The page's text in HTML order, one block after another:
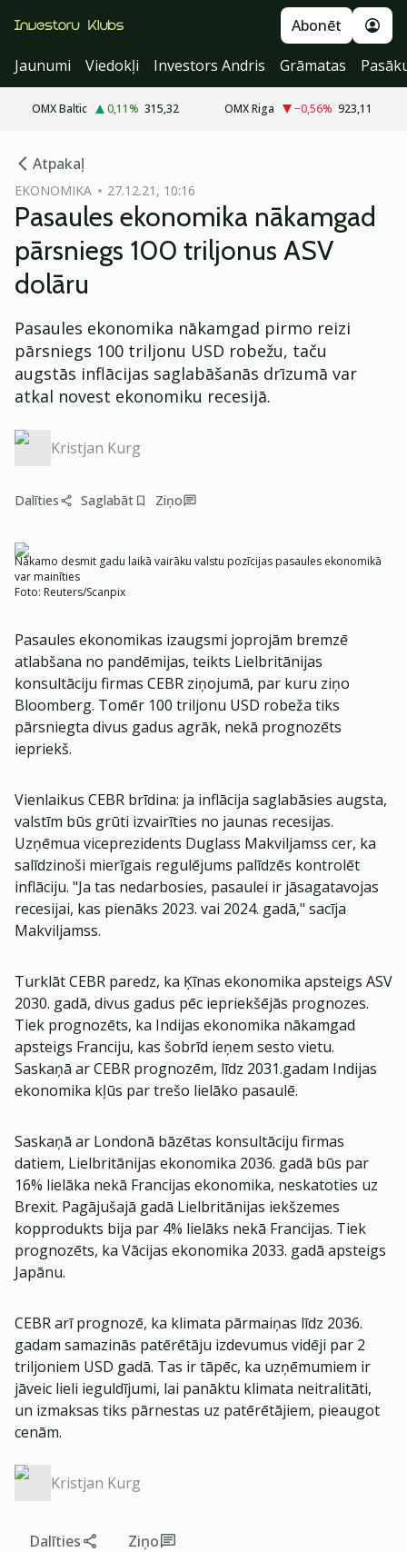
Abonēt
Jaunumi
Viedokļi Investors Andris Grāmatas
OMX Baltic 0,11% 315,32 OMX Riga −0,56% 923,11
Atpakaļ
EKONOMIKA 27.12.21, 10:16
Pasaules ekonomika nākamgad
pārsniegs 100 triljonus ASV
dolāru
Pasaules ekonomika nākamgad pirmo reizi
pārsniegs 100 triljonu USD robežu, taču
augstās inflācijas saglabāšanās drīzumā var
atkal novest ekonomiku recesijā.
Kristjan Kurg
Dalīties Saglabāt Ziņo
Nākamo desmit gadu laikā vairāku valstu pozīcijas pasaules ekonomikā
var mainīties
Foto: Reuters/Scanpix
Pasaules ekonomikas izaugsmi joprojām bremzē
atlabšana no pandēmijas, teikts Lielbritānijas
konsultāciju firmas CEBR ziņojumā, par kuru ziņo
Bloomberg. Tomēr 100 triljonu USD robeža tiks
pārsniegta divus gadus agrāk, nekā prognozēts
iepriekš.
Vienlaikus CEBR brīdina: ja inflācija saglabāsies augsta,
valstīm būs grūti izvairīties no jaunas recesijas.
Uzņēmua viceprezidents Duglass Makviljamss cer, ka
salīdzinoši mierīgais regulējums palīdzēs kontrolēt
inflāciju. "Ja tas nedarbosies, pasaulei ir jāsagatavojas
recesijai, kas pienāks 2023. vai 2024. gadā," sacīja
Makviljamss.
Turklāt CEBR paredz, ka Ķīnas ekonomika apsteigs ASV
2030. gadā, divus gadus pēc iepriekšējās prognozes.
Tiek prognozēts, ka Indijas ekonomika nākamgad
apsteigs Franciju, kas šobrīd ieņem sesto vietu.
Saskaņā ar CEBR prognozēm, līdz 2031.gadam Indijas
ekonomika kļūs par trešo lielāko pasaulē.
Saskaņā ar Londonā bāzētas konsultāciju firmas
datiem, Lielbritānijas ekonomika 2036. gadā būs par
16% lielāka nekā Francijas ekonomika, neskatoties uz
Brexit. Pagājušajā gadā Lielbritānijas iekšzemes
kopprodukts bija par 4% lielāks nekā Francijas. Tiek
prognozēts, ka Vācijas ekonomika 2033. gadā apsteigs
Japānu.
CEBR arī prognozē, ka klimata pārmaiņas līdz 2036.
gadam samazinās patērētāju izdevumus vidēji par 2
triljoniem USD gadā. Tas ir tāpēc, ka uzņēmumiem ir
jāveic lieli ieguldījumi, lai panāktu klimata neitralitāti,
un izmaksas tiks pārnestas uz patērētājiem, pieaugot
cenām.
Kristjan Kurg
Dalīties Ziņo